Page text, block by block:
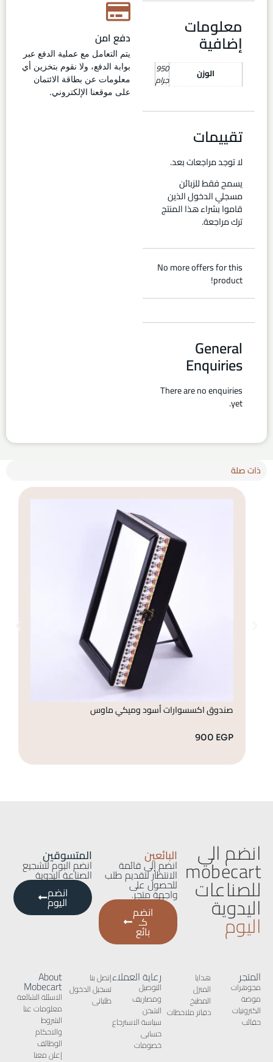
معلومات
إضافية
الوزن 950
جرام
تقييمات
لا توجد مراجعات بعد.
يسمح فقط للزبائن
مسجلي الدخول الذين
قاموا بشراء هذا المنتج
ترك مراجعة.
No more offers for this
product!
General
Enquiries
There are no enquiries
yet.
دفع امن
يتم التعامل مع عملية الدفع عبر
بوابة الدفع، ولا نقوم بتخزين أي
معلومات عن بطاقة الائتمان
على موقعنا الإلكتروني.
ذات صلة
صندوق اكسسوارات أسود وميكي ماوس
900 EGP
انضم الي
mobecart
للصناعات
اليدوية
اليوم
البائعين
انضم إلى قائمة
الانتظار لتقديم طلب
للحصول على
واجهة متجر.
انضم
كـ
بائع
المتسوقين
انضم اليوم لتشجيع
الصناعة اليدوية
انضم
اليوم
المتجر
مجوهرات
موضة
الكترونيات
حقائب
هدايا
المنزل
المطبخ
دفاتر ملاحظات
رعاية العملاء
التوصيل
ومصاريف
الشحن
سياسة الاسترجاع
حسابى
خصومات
إتصل بنا
تسجيل الدخول
طلباتى
About
Mobecart
الاسئلة الشائعة
معلومات عنا
الشروط
والاحكام
الوظائف
إعلن معنا